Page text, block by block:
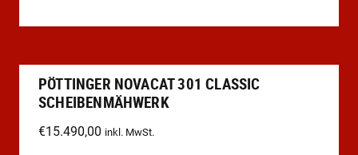
PÖTTINGER NOVACAT 301 CLASSIC
SCHEIBENMÄHWERK
€15.490,00 inkl. MwSt.